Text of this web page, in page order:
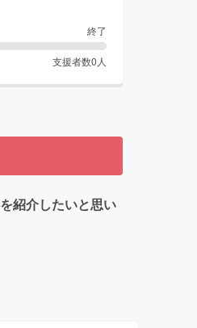
終了
支援者数0 人
紹介したいと思い